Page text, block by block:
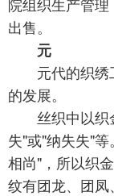
出售。
元
元代的织绣
的发展。
丝织中以织
失"或"纳失失"
相尚"，所以织
纹有团龙、团